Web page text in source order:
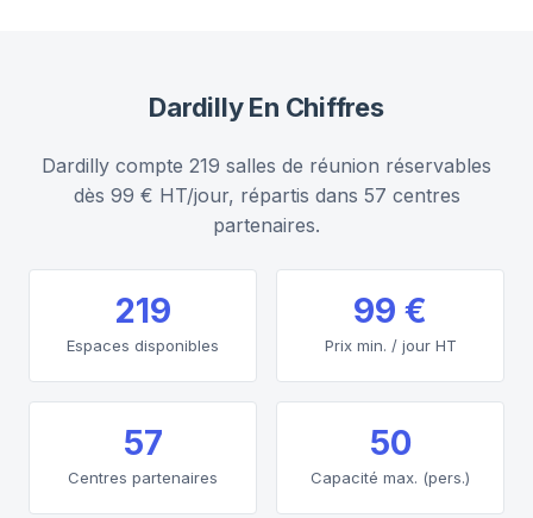
Dardilly En Chiffres
Dardilly compte 219 salles de réunion réservables
dès 99 € HT/jour, répartis dans 57 centres
partenaires.
219
Espaces disponibles
99 €
Prix min. / jour HT
57
Centres partenaires
50
Capacité max. (pers.)